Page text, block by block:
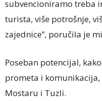
subvencioniramo treba
turista, više potrošnje,
zajednice”, poručila je
Poseban potencijal,
prometa i
Mostaru i Tuzli.